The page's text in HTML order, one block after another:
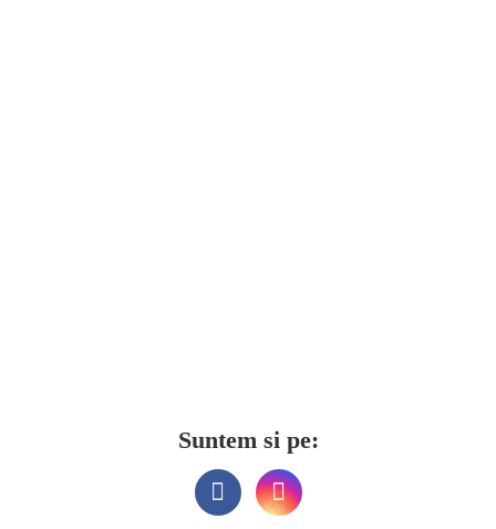
Suntem si pe: